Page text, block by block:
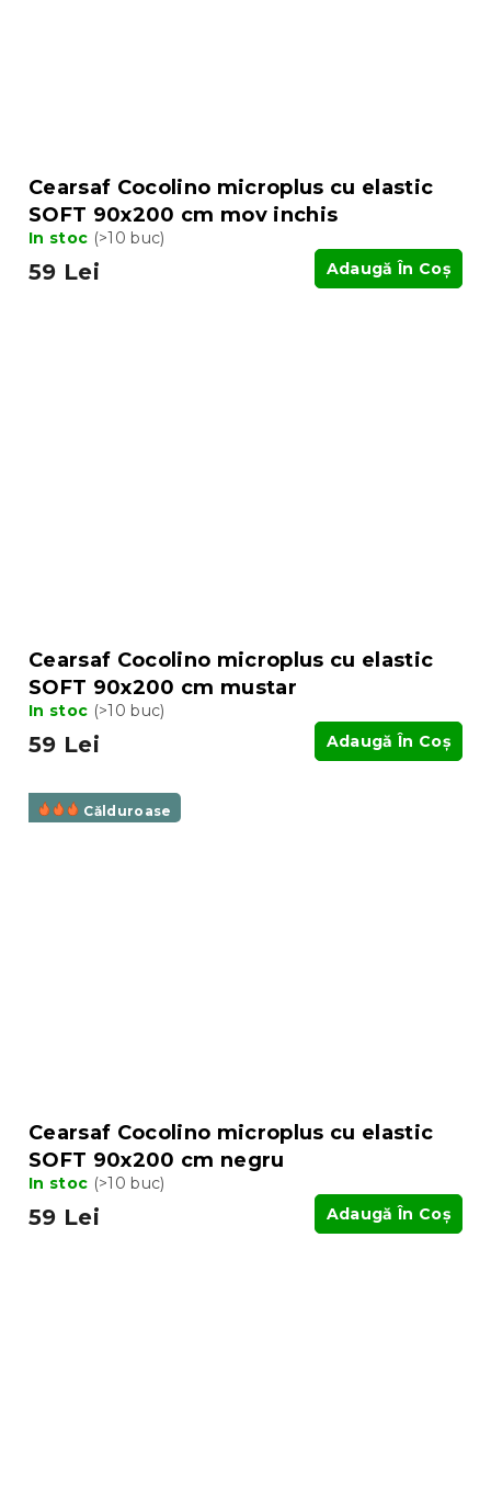
Cearsaf Cocolino microplus cu elastic
SOFT 90x200 cm mov inchis
In stoc (>10 buc)
59 Lei Adaugă În Coş
Cearsaf Cocolino microplus cu elastic
SOFT 90x200 cm mustar
In stoc (>10 buc)
59 Lei Adaugă În Coş
Călduroase
Cearsaf Cocolino microplus cu elastic
SOFT 90x200 cm negru
In stoc (>10 buc)
59 Lei Adaugă În Coş